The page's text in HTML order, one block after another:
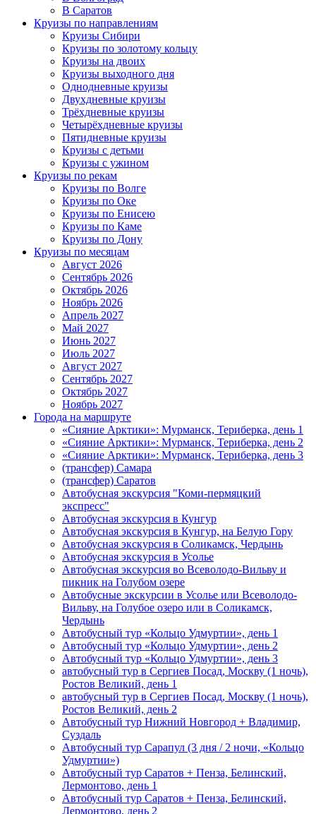
В Саратов
Круизы по направлениям
Круизы Сибири
Круизы по золотому кольцу
Круизы на двоих
Круизы выходного дня
Однодневные круизы
Двухдневные круизы
Трёхдневные круизы
Четырёхдневные круизы
Пятидневные круизы
Круизы с детьми
Круизы с ужином
Круизы по рекам
Круизы по Волге
Круизы по Оке
Круизы по Енисею
Круизы по Каме
Круизы по Дону
Круизы по месяцам
Август 2026
Сентябрь 2026
Октябрь 2026
Ноябрь 2026
Апрель 2027
Май 2027
Июнь 2027
Июль 2027
Август 2027
Сентябрь 2027
Октябрь 2027
Ноябрь 2027
Города на маршруте
«Сияние Арктики»: Мурманск, Териберка, день 1
«Сияние Арктики»: Мурманск, Териберка, день 2
«Сияние Арктики»: Мурманск, Териберка, день 3
(трансфер) Самара
(трансфер) Саратов
Автобусная экскурсия "Коми-пермяцкий
экспресс"
Автобусная экскурсия в Кунгур
Автобусная экскурсия в Кунгур, на Белую Гору
Автобусная экскурсия в Соликамск, Чердынь
Автобусная экскурсия в Усолье
Автобусная экскурсия во Всеволодо-Вильву и
пикник на Голубом озере
Автобусные экскурсии в Усолье или Всеволодо-
Вильву, на Голубое озеро или в Соликамск,
Чердынь
Автобусный тур «Кольцо Удмуртии», день 1
Автобусный тур «Кольцо Удмуртии», день 2
Автобусный тур «Кольцо Удмуртии», день 3
автобусный тур в Сергиев Посад, Москву (1 ночь),
Ростов Великий, день 1
автобусный тур в Сергиев Посад, Москву (1 ночь),
Ростов Великий, день 2
Автобусный тур Нижний Новгород + Владимир,
Суздаль
Автобусный тур Сарапул (3 дня / 2 ночи, «Кольцо
Удмуртии»)
Автобусный тур Саратов + Пенза, Белинский,
Лермонтово, день 1
Автобусный тур Саратов + Пенза, Белинский,
Лермонтово, день 2